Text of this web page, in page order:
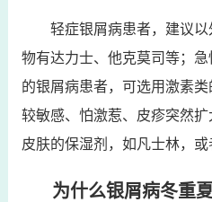
轻症银屑病患者，建议
物有达力士、他克莫司等；
的银屑病患者，可选用激素
较敏感、怕激惹、皮疹突然
皮肤的保湿剂，如凡士林，或
为什么银屑病冬重